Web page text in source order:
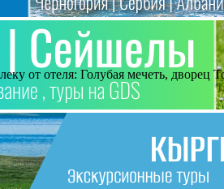
от отеля: Голубая мечеть,